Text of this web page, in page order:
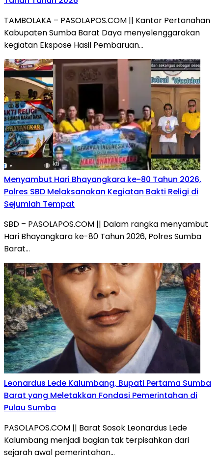
TAMBOLAKA – PASOLAPOS.COM || Kantor Pertanahan
Kabupaten Sumba Barat Daya menyelenggarakan
kegiatan Ekspose Hasil Pembaruan…
Menyambut Hari Bhayangkara ke-80 Tahun 2026,
Polres SBD Melaksanakan Kegiatan Bakti Religi di
Sejumlah Tempat
SBD – PASOLAPOS.COM || Dalam rangka menyambut
Hari Bhayangkara ke-80 Tahun 2026, Polres Sumba
Barat…
Leonardus Lede Kalumbang, Bupati Pertama Sumba
Barat yang Meletakkan Fondasi Pemerintahan di
Pulau Sumba
PASOLAPOS.COM || Barat Sosok Leonardus Lede
Kalumbang menjadi bagian tak terpisahkan dari
sejarah awal pemerintahan…